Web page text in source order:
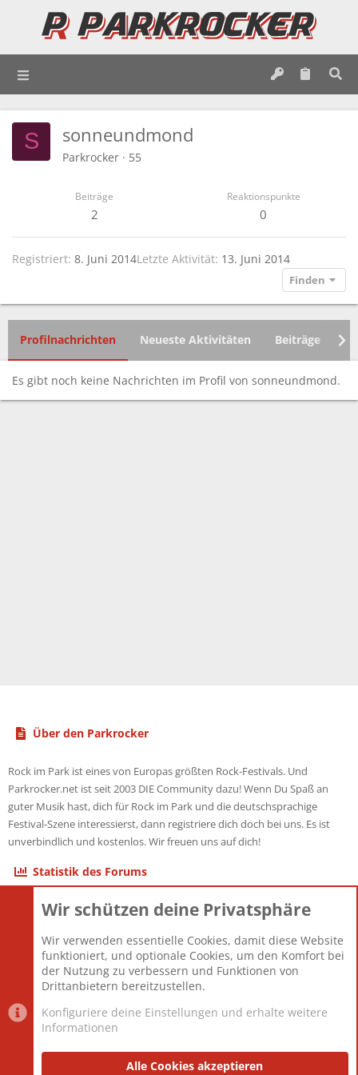
S sonneundmond
Parkrocker · 55
Beiträge
2
Reaktionspunkte
0
Registriert 8. Juni 2014Letzte Aktivität 13. Juni 2014
Finden
Profilnachrichten Neueste Aktivitäten Beiträge
Es gibt noch keine Nachrichten im Profil von sonneundmond.
Über den Parkrocker
Rock im Park ist eines von Europas größten Rock-Festivals. Und
Parkrocker.net ist seit 2003 DIE Community dazu! Wenn Du Spaß an
guter Musik hast, dich für Rock im Park und die deutschsprachige
Festival-Szene interessierst, dann registriere dich doch bei uns. Es ist
unverbindlich und kostenlos. Wir freuen uns auf dich!
Statistik des Forums
Themen
Mitglieder
12.427
Neuestes Mitglied
Berlin
Datenschutzerklärung Impressum
Wir schützen deine Privatsphäre
Wir verwenden essentielle Cookies, damit diese Website
funktioniert, und optionale Cookies, um den Komfort bei
der Nutzung zu verbessern und Funktionen von
Drittanbietern bereitzustellen.
Konfiguriere deine Einstellungen und erhalte weitere
Informationen
Alle Cookies akzeptieren